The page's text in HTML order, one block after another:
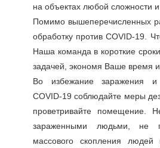
на объектах любой сложности
Помимо вышеперечисленных
обработку против COVID-19.
Наша команда в короткие
задачей, экономя Ваше время и
Во избежание заражения и
COVID-19 соблюдайте меры
проветривайте помещение.
зараженными людьми, не
массового скопления